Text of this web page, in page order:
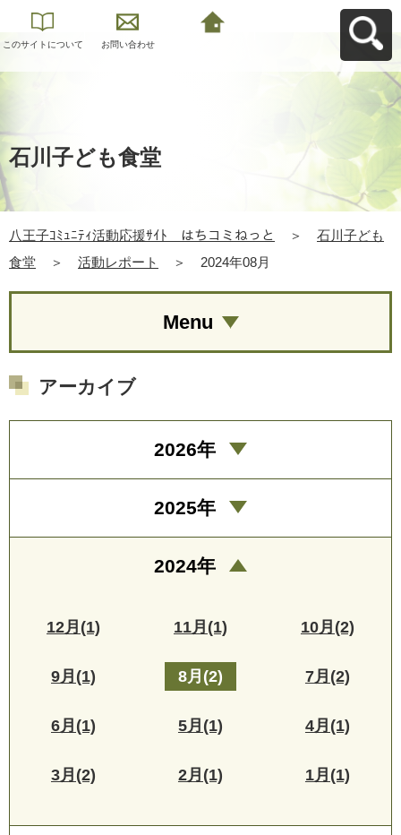
このサイトについて お問い合わせ
石川子ども食堂
八王子ｺﾐｭﾆﾃｨ活動応援ｻｲﾄ はちコミねっと ＞
石川子ども
食堂
＞ 活動レポート ＞ 2024年08月
Menu
アーカイブ
2026年
2025年
2024年
12月(1) 11月(1) 10月(2)
9月(1) 8月(2) 7月(2)
6月(1) 5月(1) 4月(1)
3月(2) 2月(1) 1月(1)